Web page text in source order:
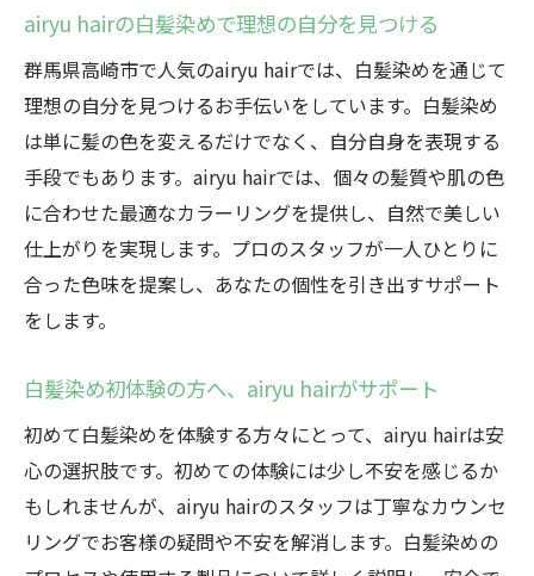
体験談
理想の白髪染めを叶えるためのステップ
airyu hairの白髪染め技術が高崎市で選ばれる理
由
高崎市で選ばれるairyu hairの技術力
白髪染めのプロフェッショナルによる安心
施術
airyu hairの専門技術が支持される理由
最新の技術で自然な仕上がりを実現
高崎市の白髪染めはairyu hairで完璧な自然な仕
上がりを
airyu hairの白髪染めで叶う自然な仕上がり
白髪染めのこだわり、airyu hairでの取り組
airyu hairの白髪染めで理想の自分を見つける
群馬県高崎市で人気のairyu hairでは、白髪染めを通じて
理想の自分を見つけるお手伝いをしています。白髪染め
は単に髪の色を変えるだけでなく、自分自身を表現する
手段でもあります。airyu hairでは、個々の髪質や肌の色
に合わせた最適なカラーリングを提供し、自然で美しい
仕上がりを実現します。プロのスタッフが一人ひとりに
合った色味を提案し、あなたの個性を引き出すサポート
をします。
白髪染め初体験の方へ、airyu hairがサポート
初めて白髪染めを体験する方々にとって、airyu hairは安
心の選択肢です。初めての体験には少し不安を感じるか
もしれませんが、airyu hairのスタッフは丁寧なカウンセ
リングでお客様の疑問や不安を解消します。白髪染めの